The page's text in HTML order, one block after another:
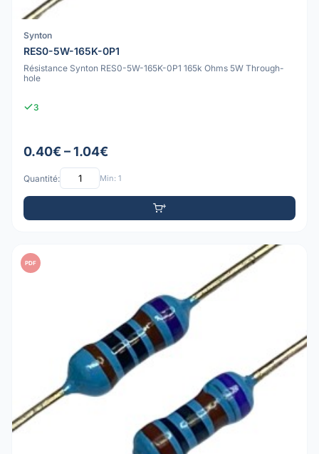
Synton
RES0-5W-165K-0P1
Résistance Synton RES0-5W-165K-0P1 165k Ohms 5W Through-
hole
3
0.40€ – 1.04€
Quantité: Min: 1
PDF